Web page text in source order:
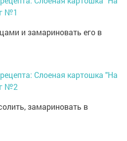
и замариновать его в
замариновать в